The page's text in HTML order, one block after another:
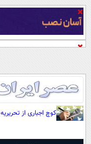
کوچ اجباری از تحریریه